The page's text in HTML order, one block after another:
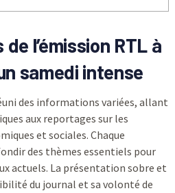
l’émission RTL à
samedi intense
des informations variées, allant
aux reportages sur les
et sociales. Chaque
des thèmes essentiels pour
actuels. La présentation sobre et
du journal et sa volonté de